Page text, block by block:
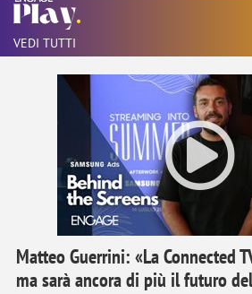
VEDI TUTTI
Matteo Guerrini: «La Connected
ma sarà ancora di più il futuro